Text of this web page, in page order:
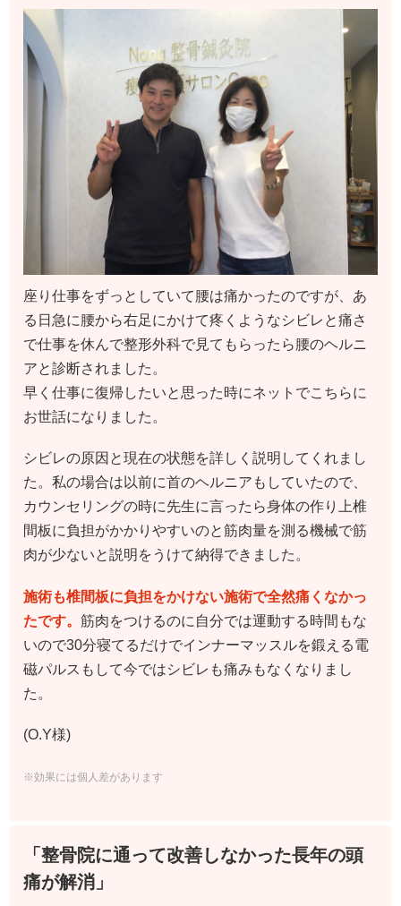
座り仕事をずっとしていて腰は痛かったのですが、あ
る日急に腰から右足にかけて疼くようなシビレと痛さ
で仕事を休んで整形外科で見てもらったら腰のヘルニ
アと診断されました。
早く仕事に復帰したいと思った時にネットでこちらに
お世話になりました。
シビレの原因と現在の状態を詳しく説明してくれまし
た。私の場合は以前に首のヘルニアもしていたので、
カウンセリングの時に先生に言ったら身体の作り上椎
間板に負担がかかりやすいのと筋肉量を測る機械で筋
肉が少ないと説明をうけて納得できました。
施術も椎間板に負担をかけない施術で全然痛くなかっ
たです。 筋肉をつけるのに自分では運動する時間もな
いので30分寝てるだけでインナーマッスルを鍛える電
磁パルスもして今ではシビレも痛みもなくなりまし
た。
(O.Y様)
※効果には個人差があります
「整骨院に通って改善しなかった長年の頭
痛が解消」